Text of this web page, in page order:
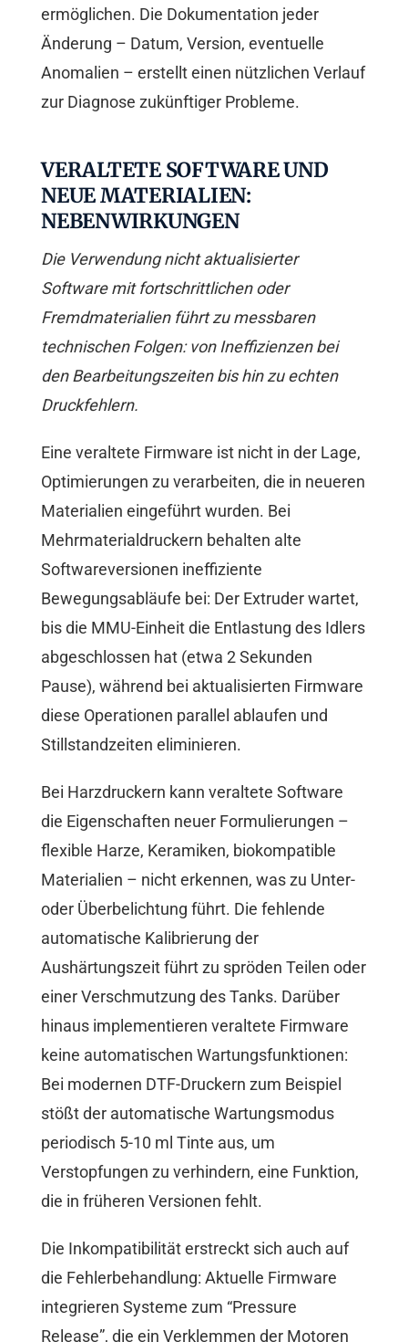
ermöglichen. Die Dokumentation jeder
Änderung – Datum, Version, eventuelle
Anomalien – erstellt einen nützlichen Verlauf
zur Diagnose zukünftiger Probleme.
VERALTETE SOFTWARE UND
NEUE MATERIALIEN:
NEBENWIRKUNGEN
Die Verwendung nicht aktualisierter
Software mit fortschrittlichen oder
Fremdmaterialien führt zu messbaren
technischen Folgen: von Ineffizienzen bei
den Bearbeitungszeiten bis hin zu echten
Druckfehlern.
Eine veraltete Firmware ist nicht in der Lage,
Optimierungen zu verarbeiten, die in neueren
Materialien eingeführt wurden. Bei
Mehrmaterialdruckern behalten alte
Softwareversionen ineffiziente
Bewegungsabläufe bei: Der Extruder wartet,
bis die MMU-Einheit die Entlastung des Idlers
abgeschlossen hat (etwa 2 Sekunden
Pause), während bei aktualisierten Firmware
diese Operationen parallel ablaufen und
Stillstandzeiten eliminieren.
Bei Harzdruckern kann veraltete Software
die Eigenschaften neuer Formulierungen –
flexible Harze, Keramiken, biokompatible
Materialien – nicht erkennen, was zu Unter-
oder Überbelichtung führt. Die fehlende
automatische Kalibrierung der
Aushärtungszeit führt zu spröden Teilen oder
einer Verschmutzung des Tanks. Darüber
hinaus implementieren veraltete Firmware
keine automatischen Wartungsfunktionen:
Bei modernen DTF-Druckern zum Beispiel
stößt der automatische Wartungsmodus
periodisch 5-10 ml Tinte aus, um
Verstopfungen zu verhindern, eine Funktion,
die in früheren Versionen fehlt.
Die Inkompatibilität erstreckt sich auch auf
die Fehlerbehandlung: Aktuelle Firmware
integrieren Systeme zum “Pressure
Release”, die ein Verklemmen der Motoren